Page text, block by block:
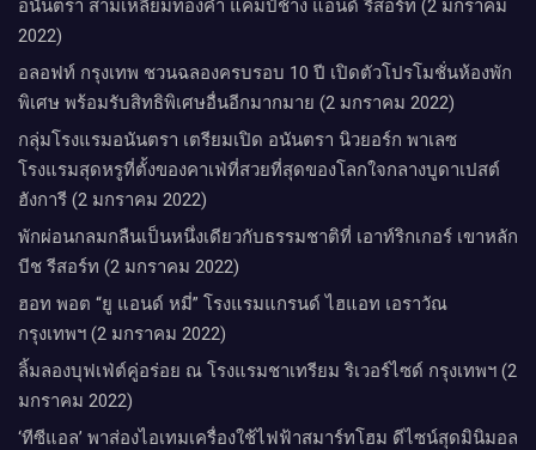
อนันตรา สามเหลี่ยมทองคำ แคมป์ช้าง แอนด์ รีสอร์ท (2 มกราคม
2022)
อลอฟท์ กรุงเทพ ชวนฉลองครบรอบ 10 ปี เปิดตัวโปรโมชั่นห้องพัก
พิเศษ พร้อมรับสิทธิพิเศษอื่นอีกมากมาย (2 มกราคม 2022)
กลุ่มโรงแรมอนันตรา เตรียมเปิด อนันตรา นิวยอร์ก พาเลซ
โรงแรมสุดหรูที่ตั้งของคาเฟ่ที่สวยที่สุดของโลกใจกลางบูดาเปสต์
ฮังการี (2 มกราคม 2022)
พักผ่อนกลมกลืนเป็นหนึ่งเดียวกับธรรมชาติที่ เอาท์ริกเกอร์ เขาหลัก
บีช รีสอร์ท (2 มกราคม 2022)
ฮอท พอต “ยู แอนด์ หมี่” โรงแรมแกรนด์ ไฮแอท เอราวัณ
กรุงเทพฯ (2 มกราคม 2022)
ลิ้มลองบุฟเฟ่ต์คู่อร่อย ณ โรงแรมชาเทรียม ริเวอร์ไซด์ กรุงเทพฯ (2
มกราคม 2022)
‘ทีซีแอล’ พาส่องไอเทมเครื่องใช้ไฟฟ้าสมาร์ทโฮม ดีไซน์สุดมินิมอล